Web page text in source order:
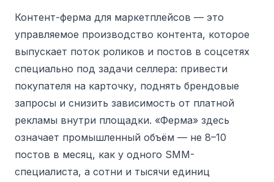
Контент-ферма для маркетплейсов — это
управляемое производство контента, которое
выпускает поток роликов и постов в соцсетях
специально под задачи селлера: привести
покупателя на карточку, поднять брендовые
запросы и снизить зависимость от платной
рекламы внутри площадки. «Ферма» здесь
означает промышленный объём — не 8–10
постов в месяц, как у одного SMM-
специалиста, а сотни и тысячи единиц